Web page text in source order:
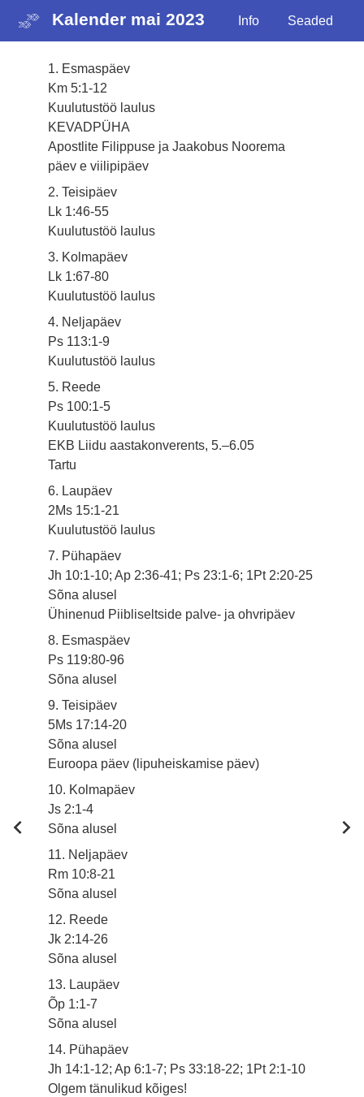
Kalender mai 2023 Info Seaded
1. Esmaspäev
Km 5:1-12
Kuulutustöö laulus
KEVADPÜHA
Apostlite Filippuse ja Jaakobus Noorema
päev e viilipipäev
2. Teisipäev
Lk 1:46-55
Kuulutustöö laulus
3. Kolmapäev
Lk 1:67-80
Kuulutustöö laulus
4. Neljapäev
Ps 113:1-9
Kuulutustöö laulus
5. Reede
Ps 100:1-5
Kuulutustöö laulus
EKB Liidu aastakonverents, 5.–6.05
Tartu
6. Laupäev
2Ms 15:1-21
Kuulutustöö laulus
7. Pühapäev
Jh 10:1-10; Ap 2:36-41; Ps 23:1-6; 1Pt 2:20-25
Sõna alusel
Ühinenud Piibliseltside palve- ja ohvripäev
8. Esmaspäev
Ps 119:80-96
Sõna alusel
9. Teisipäev
5Ms 17:14-20
Sõna alusel
Euroopa päev (lipuheiskamise päev)
10. Kolmapäev
Js 2:1-4
Sõna alusel
11. Neljapäev
Rm 10:8-21
Sõna alusel
12. Reede
Jk 2:14-26
Sõna alusel
13. Laupäev
Õp 1:1-7
Sõna alusel
14. Pühapäev
Jh 14:1-12; Ap 6:1-7; Ps 33:18-22; 1Pt 2:1-10
Olgem tänulikud kõiges!